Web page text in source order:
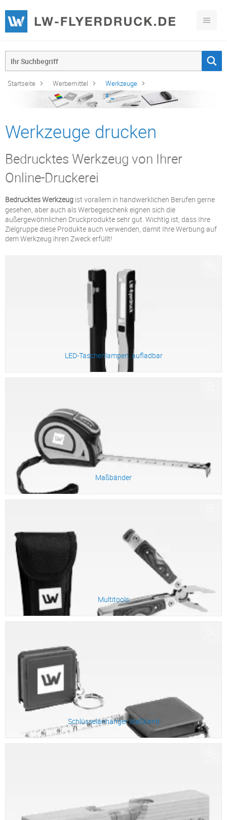
Startseite Werbemittel Werkzeuge
Werkzeuge drucken
Bedrucktes Werkzeug von Ihrer
Online-Druckerei
Bedrucktes Werkzeug ist vorallem in handwerklichen Berufen gerne
gesehen, aber auch als Werbegeschenk eignen sich die
außergewöhnlichen Druckprodukte sehr gut. Wichtig ist, dass Ihre
Zielgruppe diese Produkte auch verwenden, damit Ihre Werbung auf
dem Werkzeug ihren Zweck erfüllt!
LED-Taschenlampen, aufladbar
Maßbänder
Multitools
Schlüsselanhänger Maßband